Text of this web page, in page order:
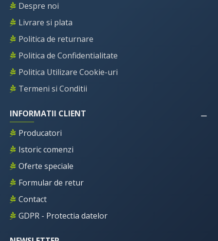
Despre noi
Livrare si plata
Politica de returnare
Politica de Confidentialitate
Politica Utilizare Cookie-uri
Termeni si Conditii
INFORMATII CLIENT
Producatori
Istoric comenzi
Oferte speciale
Formular de retur
Contact
GDPR - Protectia datelor